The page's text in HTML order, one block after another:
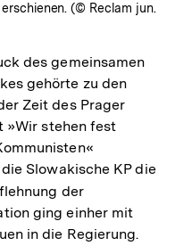
(© Reclam jun.
des gemeinsamen
gehörte zu den
Zeit des Prager
»Wir stehen fest
Slowakische KP die
der
ging einher mit
in die Regierung.